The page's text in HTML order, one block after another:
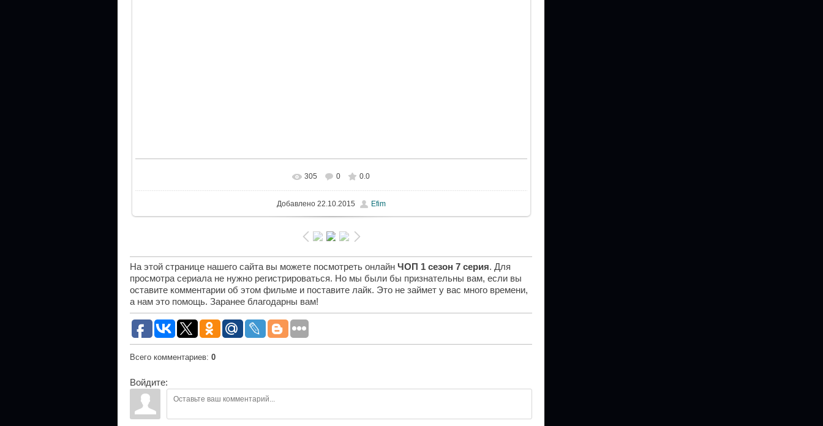
305 0 0.0
Добавлено22.10.2015 Efim
На этой странице нашего сайта вы можете посмотреть онлайн ЧОП 1 сезон 7 серия. Для
просмотра сериала не нужно регистрироваться. Но мы были бы признательны вам, если вы
оставите комментарии об этом фильме и поставите лайк. Это не займет у вас много времени,
а нам это помощь. Заранее благодарны вам!
Всего комментариев: 0
Войдите: